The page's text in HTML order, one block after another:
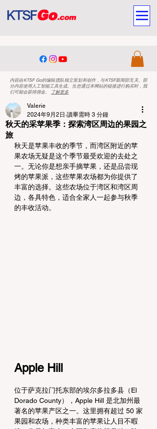
内容由KTSF Go的编辑团队独立策划和创作，与KTSF新闻部无关。部
分内容使用人工智能工具生成。当您通过本网站的链接进行购买时，我
们可能会获得佣金。
了解更多
秋天的采苹果季：探索湾区周边的果园之
旅
Valerie
2024年9月2日 讀畢需時 3 分鐘
秋天是苹果丰收的季节，而湾区附近的苹
果农场无疑是这个季节最受欢迎的去处之
一。无论你是想亲手摘苹果，还是品尝现
烤的苹果派，这些苹果农场都为你提供了
丰富的选择。这些农场位于湾区和湾区周
边，各具特色，适合全家人一起参与秋季
的丰收活动。
Apple Hill
位于萨克拉门托东部的埃尔多拉多县（El
Dorado County），Apple Hill 是北加州最
著名的苹果产区之一。这里拥有超过 50 家
果园和农场，种类丰富的苹果让人目不暇